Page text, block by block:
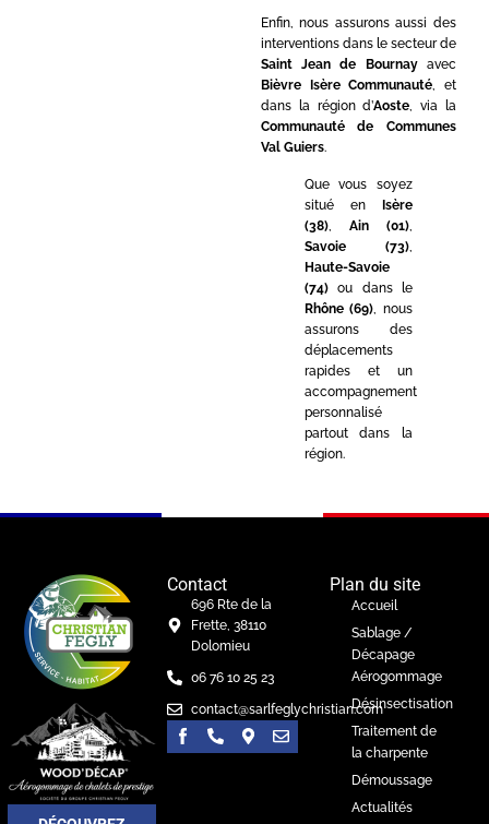
Enfin, nous assurons aussi des
interventions dans le secteur de
Saint Jean de Bournayavec
Bièvre Isère Communauté, et
dans la région d’Aoste, via la
Communauté de Communes
Val Guiers.
Que vous soyez
situé en Isère
(38), Ain (01)
Savoie (73)
Haute-Savoie
(74)ou dans le
Rhône (69) , nous
assurons des
déplacements
rapides et un
accompagnement
personnalisé
partout dans la
région.
Contact
696 Rte de la
Frette, 38110
Dolomieu
06 76 10 25 23
contact@sarlfeglychristian.com
Plan du site
Accueil
Sablage /
Décapage
Aérogommage
Désinsectisation
Traitement de
la charpente
Démoussage
Actualités